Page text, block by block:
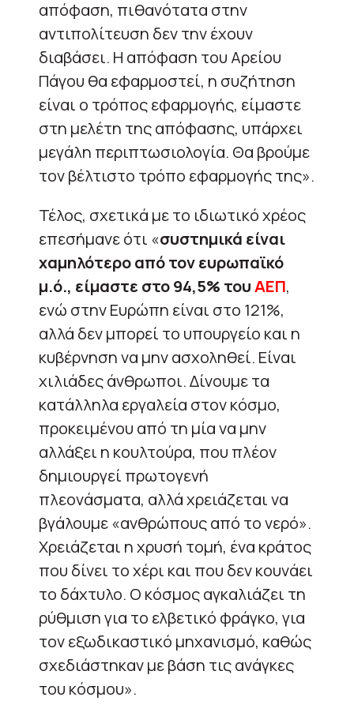
απόφαση, πιθανότατα στην
αντιπολίτευση δεν την έχουν
διαβάσει. Η απόφαση του Αρείου
Πάγου θα εφαρμοστεί, η συζήτηση
είναι ο τρόπος εφαρμογής, είμαστε
στη μελέτη της απόφασης, υπάρχει
μεγάλη περιπτωσιολογία. Θα βρούμε
τον βέλτιστο τρόπο εφαρμογής της».
Τέλος, σχετικά με το ιδιωτικό χρέος
επεσήμανε ότι «συστημικά είναι
χαμηλότερο από τον ευρωπαϊκό
μ.ό., είμαστε στο 94,5% τουΑΕΠ,
ενώ στην Ευρώπη είναι στο 121%,
αλλά δεν μπορεί το υπουργείο και η
κυβέρνηση να μην ασχοληθεί. Είναι
χιλιάδες άνθρωποι. Δίνουμε τα
κατάλληλα εργαλεία στον κόσμο,
προκειμένου από τη μία να μην
αλλάξει η κουλτούρα, που πλέον
δημιουργεί πρωτογενή
πλεονάσματα, αλλά χρειάζεται να
βγάλουμε «ανθρώπους από το νερό».
Χρειάζεται η χρυσή τομή, ένα κράτος
που δίνει το χέρι και που δεν κουνάει
το δάχτυλο. Ο κόσμος αγκαλιάζει τη
ρύθμιση για το ελβετικό φράγκο, για
τον εξωδικαστικό μηχανισμό, καθώς
σχεδιάστηκαν με βάση τις ανάγκες
του κόσμου».